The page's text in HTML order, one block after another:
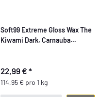
Soft99 Extreme Gloss Wax The
Kiwami Dark, Carnauba
22,99 € *
114,95 € pro 1 kg